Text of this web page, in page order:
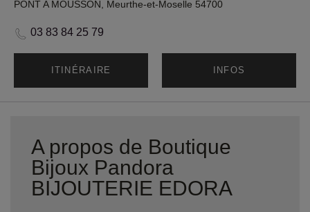
PONT A MOUSSON, Meurthe-et-Moselle 54700
03 83 84 25 79
ITINÉRAIRE INFOS
A propos de Boutique
Bijoux Pandora
BIJOUTERIE EDORA